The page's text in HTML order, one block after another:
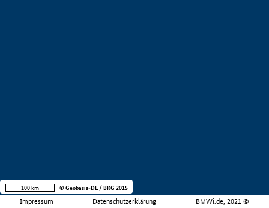
Impressum Datenschutzerklärung BMWi.de, 2021 ©
100 km © Geobasis-DE / BKG 2015